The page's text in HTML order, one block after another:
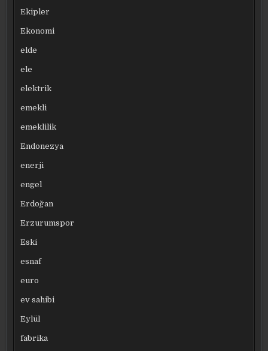
Ekipler
Ekonomi
elde
ele
elektrik
emekli
emeklilik
Endonezya
enerji
engel
Erdoğan
Erzurumspor
Eski
esnaf
euro
ev sahibi
Eylül
fabrika